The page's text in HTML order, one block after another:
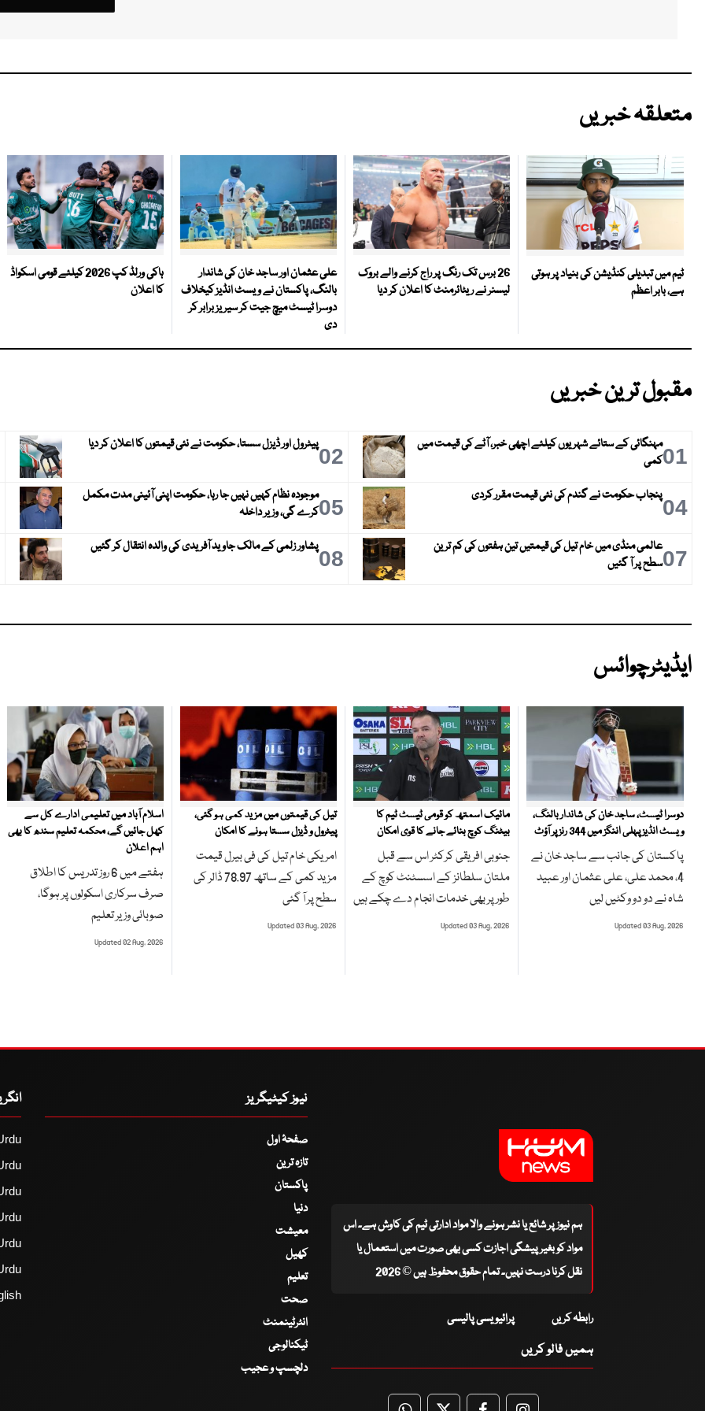
متعلقہ خبریں
ٹیم میں تبدیلی کنڈیشن کی بنیاد پر ہوتی
ہے، بابر اعظم
26 برس تک رنگ پر راج کرنے والے بروک
لیسنر نے ریٹائرمنٹ کا اعلان کر دیا
علی عثمان اور ساجد خان کی شاندار
بالنگ، پاکستان نے ویسٹ انڈیز کیخلاف
دوسرا ٹیسٹ میچ جیت کر سیریز برابر کر
دی
ہاکی ورلڈ کپ 2026 کیلئے قومی اسکواڈ
کا اعلان
مقبول ترین خبریں
01مہنگائی کے ستائے شہریوں کیلئے اچھی خبر، آٹے کی قیمت میں
کمی
02پیٹرول اور ڈیزل سستا، حکومت نے نئی قیمتوں کا اعلان کر دیا
04پنجاب حکومت نے گندم کی نئی قیمت مقرر کردی 05موجودہ نظام کہیں نہیں جا رہا، حکومت اپنی آئینی مدت مکمل
کرے گی، وزیر داخلہ
07عالمی منڈی میں خام تیل کی قیمتیں تین ہفتوں کی کم ترین
سطح پر آ گئیں
08پشاور زلمی کے مالک جاوید آفریدی کی والدہ انتقال کر گئیں
ایڈیٹرچوائس
دوسرا ٹیسٹ، ساجد خان کی شاندار بالنگ،
ویسٹ انڈیز پہلی اننگز میں 344 رنز پر آؤٹ
پاکستان کی جانب سے ساجد خان نے
4، محمد علی، علی عثمان اور عبید
شاہ نے دو دو وکٹیں لیں
Updated 03 Aug, 2026
مائیک اسمتھ کو قومی ٹیسٹ ٹیم کا
بیٹنگ کوچ بنائے جانے کا قوی امکان
جنوبی افریقی کرکٹر اس سے قبل
ملتان سلطانز کے اسسٹنٹ کوچ کے
طور پر بھی خدمات انجام دے چکے ہیں
Updated 03 Aug, 2026
تیل کی قیمتوں میں مزید کمی ہو گئی،
پیٹرول و ڈیزل سستا ہونے کا امکان
امریکی خام تیل کی فی بیرل قیمت
مزید کمی کے ساتھ 78.97 ڈالر کی
سطح پر آ گئی
Updated 03 Aug, 2026
اسلام آباد میں تعلیمی ادارے کل سے
کھل جائیں گے، محکمہ تعلیم سندھ کا بھی
اہم اعلان
ہفتے میں 6 روز تدریس کا اطلاق
صرف سرکاری اسکولوں پر ہوگا،
صوبائی وزیر تعلیم
Updated 02 Aug, 2026
ہم نیوز پر شائع یا نشر ہونے والا مواد ادارتی ٹیم کی کاوش ہے۔ اس
مواد کو بغیر پیشگی اجازت کسی بھی صورت میں استعمال یا
نقل کرنا درست نہیں۔ تمام حقوق محفوظ ہیں © 2026
رابطہ کریں پرائیویسی پالیسی
ہمیں فالو کریں
نیوز کیٹیگریز
صفحۂ اول
تازہ ترین
پاکستان
دنیا
معیشت
کھیل
تعلیم
صحت
انٹرٹینمنٹ
ٹیکنالوجی
دلچسپ و عجیب